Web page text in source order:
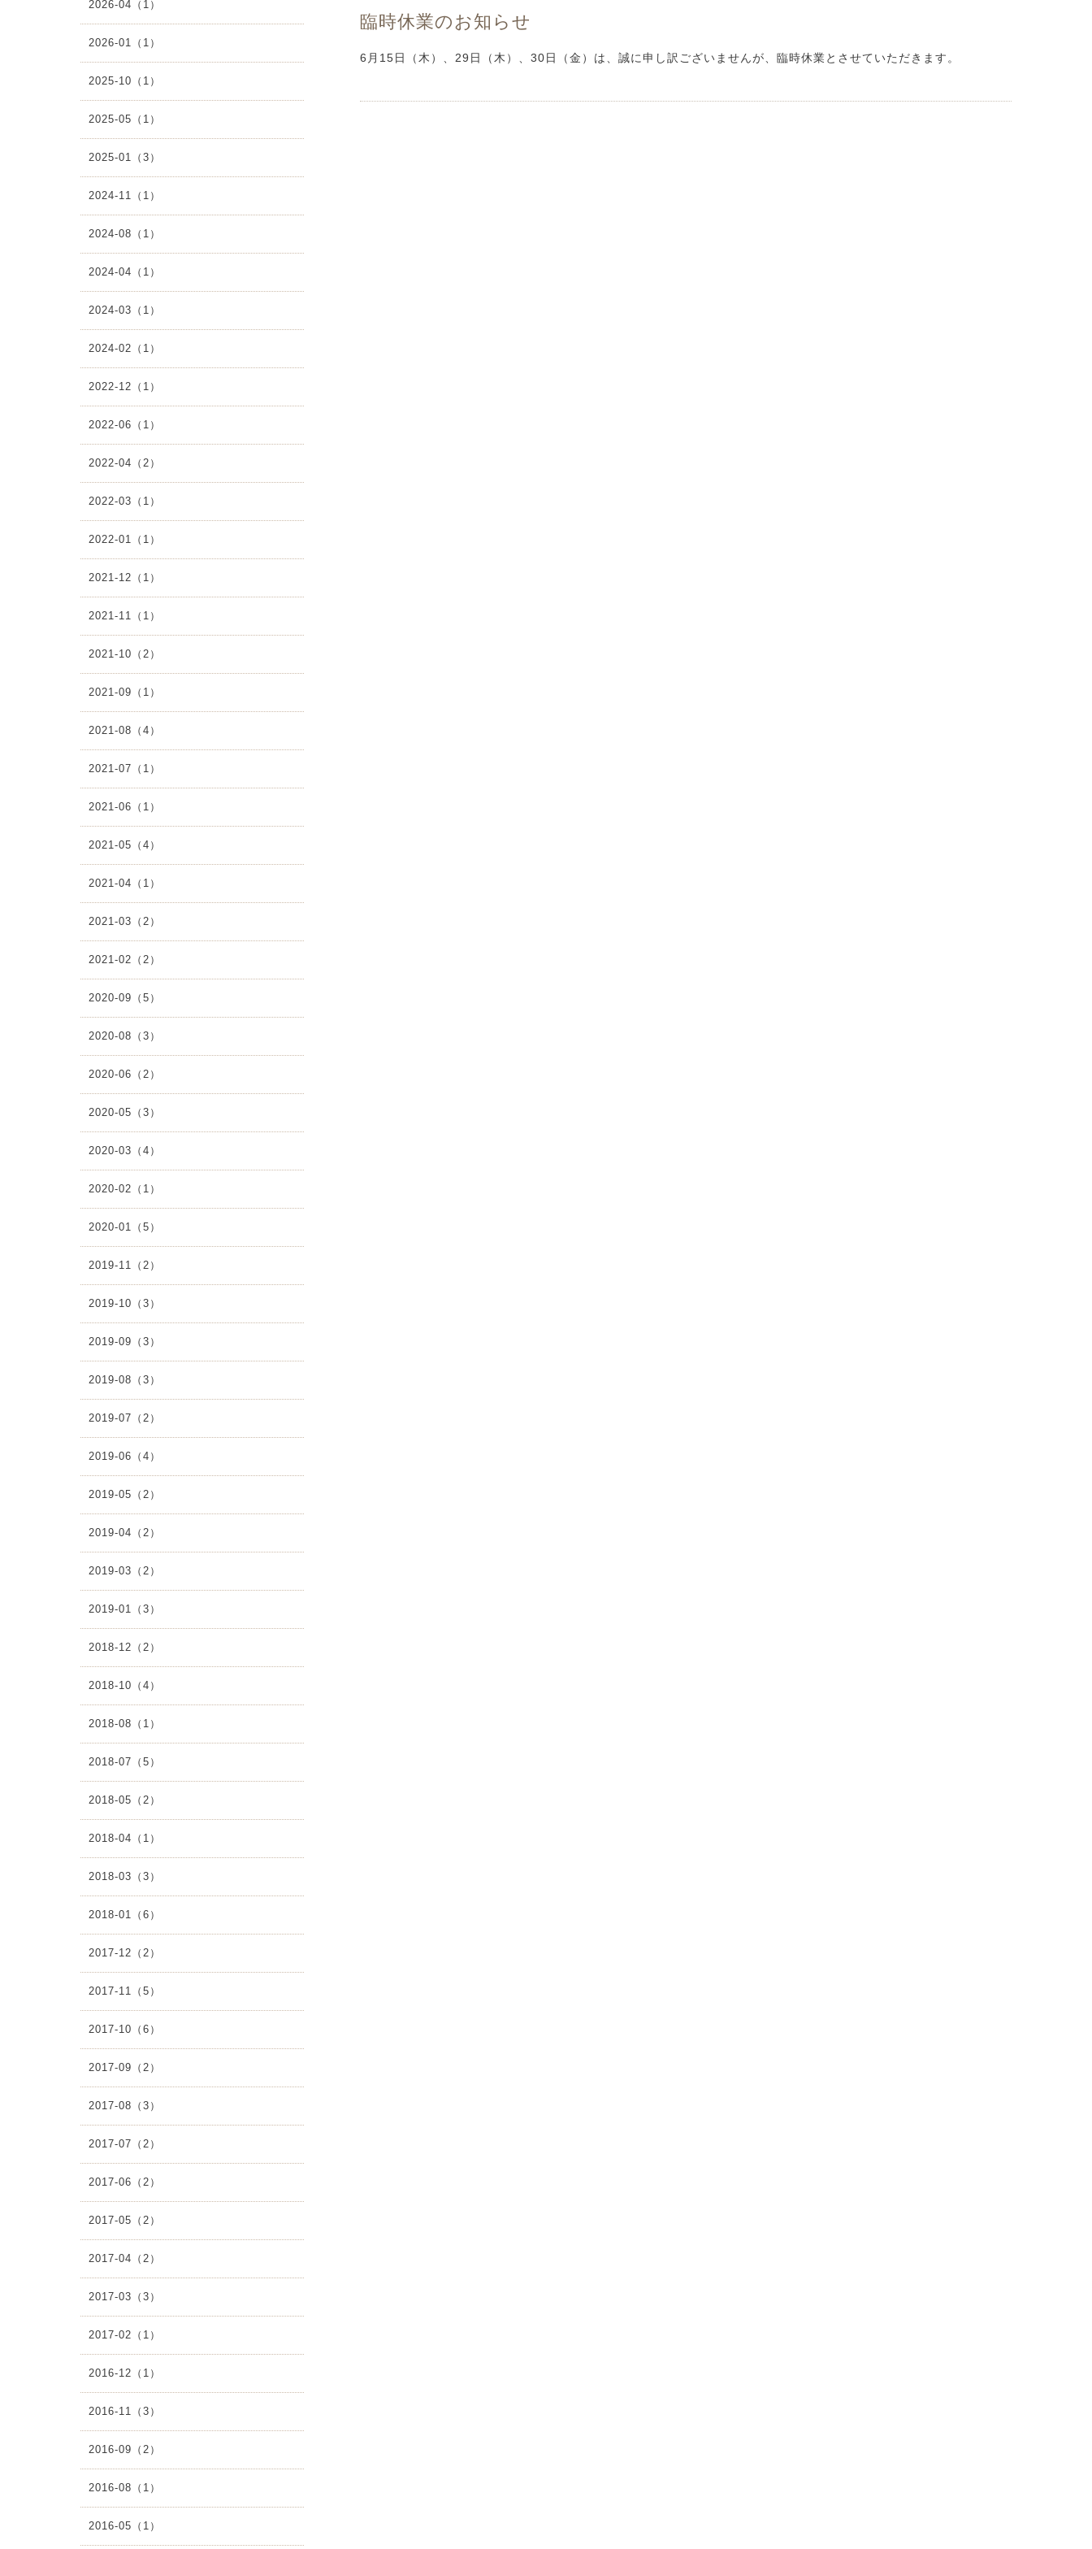
2026-04（1）
2026-01（1）
2025-10（1）
2025-05（1）
2025-01（3）
2024-11（1）
2024-08（1）
2024-04（1）
2024-03（1）
2024-02（1）
2022-12（1）
2022-06（1）
2022-04（2）
2022-03（1）
2022-01（1）
2021-12（1）
2021-11（1）
2021-10（2）
2021-09（1）
2021-08（4）
2021-07（1）
2021-06（1）
2021-05（4）
2021-04（1）
2021-03（2）
2021-02（2）
2020-09（5）
2020-08（3）
2020-06（2）
2020-05（3）
2020-03（4）
2020-02（1）
2020-01（5）
2019-11（2）
2019-10（3）
2019-09（3）
2019-08（3）
2019-07（2）
2019-06（4）
2019-05（2）
2019-04（2）
2019-03（2）
2019-01（3）
2018-12（2）
2018-10（4）
2018-08（1）
2018-07（5）
2018-05（2）
2018-04（1）
2018-03（3）
2018-01（6）
2017-12（2）
2017-11（5）
2017-10（6）
2017-09（2）
2017-08（3）
2017-07（2）
2017-06（2）
2017-05（2）
2017-04（2）
2017-03（3）
2017-02（1）
2016-12（1）
2016-11（3）
2016-09（2）
2016-08（1）
2016-05（1）
臨時休業のお知らせ
6月15日（木）、29日（木）、30日（金）は、誠に申し訳ございませんが、臨時休業とさせていただきます。